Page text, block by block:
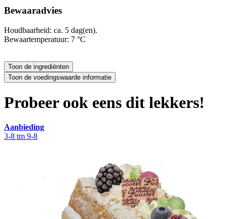
Bewaaradvies
Houdbaarheid: ca. 5 dag(en).
Bewaartemperatuur: 7 °C
Probeer ook eens dit lekkers!
Aanbieding
3-8 tm 9-8